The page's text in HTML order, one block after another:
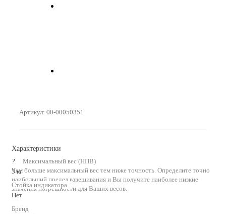
Артикул: 00-00050351
Характеристики
?
Чем больше максимальный вес тем ниже точность. Определите точно
наибольший предел взвешивания и Вы получите наиболее низкие
значения погрешности для Ваших весов.
Максимальный вес (НПВ)
3 кг
Стойка индикатора
Нет
Бренд